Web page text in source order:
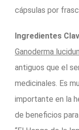
cápsulas por
Ingredientes
Ganoderma
antiguos que el
medicinales. Es
importante en la
de beneficios